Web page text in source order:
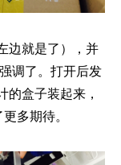
边就是了），并
调了。打开后发
盒子装起来，
多期待。